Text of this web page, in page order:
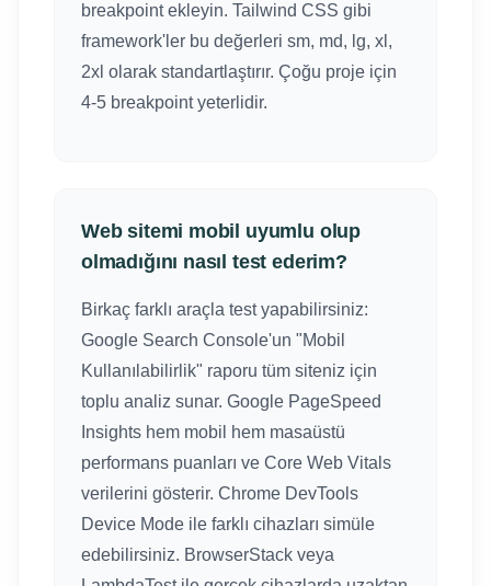
breakpoint ekleyin. Tailwind CSS gibi
framework'ler bu değerleri sm, md, lg, xl,
2xl olarak standartlaştırır. Çoğu proje için
4-5 breakpoint yeterlidir.
Web sitemi mobil uyumlu olup
olmadığını nasıl test ederim?
Birkaç farklı araçla test yapabilirsiniz:
Google Search Console'un "Mobil
Kullanılabilirlik" raporu tüm siteniz için
toplu analiz sunar. Google PageSpeed
Insights hem mobil hem masaüstü
performans puanları ve Core Web Vitals
verilerini gösterir. Chrome DevTools
Device Mode ile farklı cihazları simüle
edebilirsiniz. BrowserStack veya